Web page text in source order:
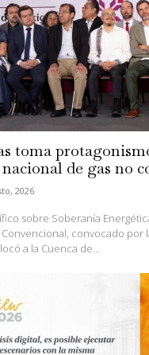
toma
de gas no
2026
sobre Soberanía
Convencional, convocado por
a la Cuenca de...